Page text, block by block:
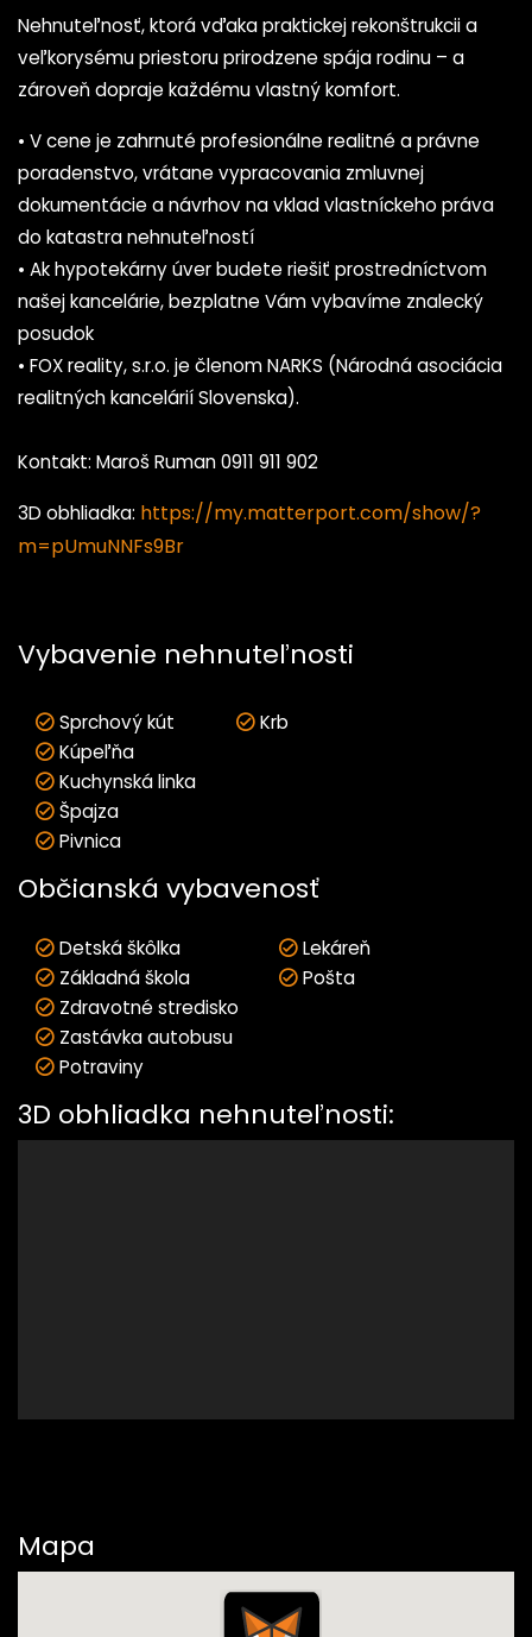
Nehnuteľnosť, ktorá vďaka praktickej rekonštrukcii a
veľkorysému priestoru prirodzene spája rodinu – a
zároveň dopraje každému vlastný komfort.
• V cene je zahrnuté profesionálne realitné a právne
poradenstvo, vrátane vypracovania zmluvnej
dokumentácie a návrhov na vklad vlastníckeho práva
do katastra nehnuteľností
• Ak hypotekárny úver budete riešiť prostredníctvom
našej kancelárie, bezplatne Vám vybavíme znalecký
posudok
• FOX reality, s.r.o. je členom NARKS (Národná asociácia
realitných kancelárií Slovenska).
Kontakt: Maroš Ruman 0911 911 902
3D obhliadka: https://my.matterport.com/show/?
m=pUmuNNFs9Br
Vybavenie nehnuteľnosti
Sprchový kút
Kúpeľňa
Kuchynská linka
Špajza
Pivnica
Krb
Občianská vybavenosť
Detská škôlka
Základná škola
Zdravotné stredisko
Zastávka autobusu
Potraviny
Lekáreň
Pošta
3D obhliadka nehnuteľnosti:
Mapa